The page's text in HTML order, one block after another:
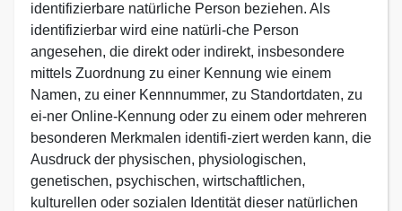
identifizierbare natürliche Person beziehen. Als
identifizierbar wird eine natürli-che Person
angesehen, die direkt oder indirekt, insbesondere
mittels Zuordnung zu einer Kennung wie einem
Namen, zu einer Kennnummer, zu Standortdaten, zu
ei-ner Online-Kennung oder zu einem oder mehreren
besonderen Merkmalen identifi-ziert werden kann, die
Ausdruck der physischen, physiologischen,
genetischen, psychischen, wirtschaftlichen,
kulturellen oder sozialen Identität dieser natürlichen